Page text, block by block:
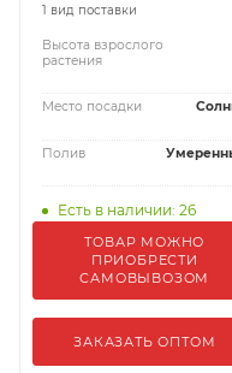
1 вид поставки
Высота взрослого
растения
Место посадки
Полив
Есть в наличии: 26
ТОВАР МОЖНО
ПРИОБРЕСТИ
САМОВЫВОЗОМ
ЗАКАЗАТЬ ОПТОМ